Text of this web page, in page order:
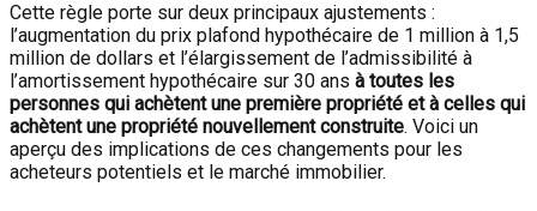
Cette règle porte sur deux principaux ajustements :
l’augmentation du prix plafond hypothécaire de 1 million à 1,5
million de dollars et l’élargissement de l’admissibilité à
l’amortissement hypothécaire sur 30 ans à toutes les
personnes qui achètent une première propriété et à celles qui
achètent une propriété nouvellement construite. Voici un
aperçu des implications de ces changements pour les
acheteurs potentiels et le marché immobilier.